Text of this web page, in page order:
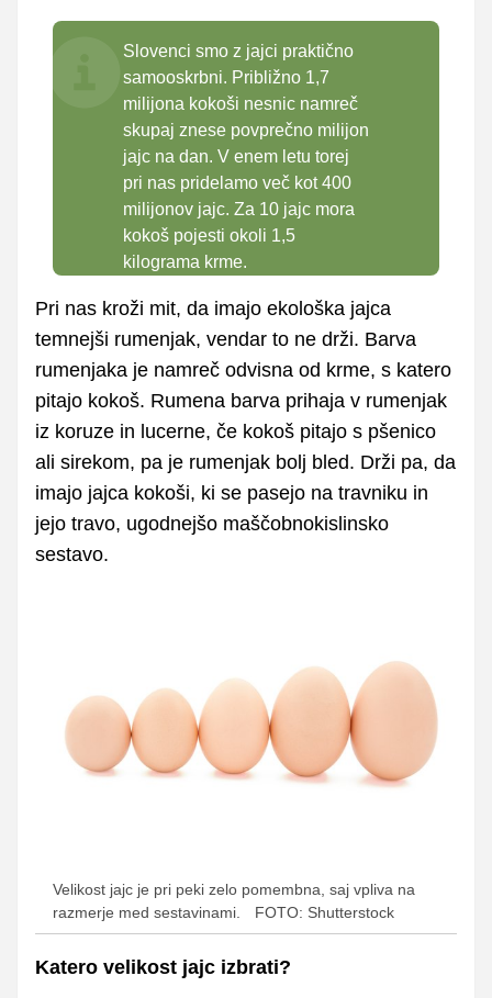
Slovenci smo z jajci praktično
samooskrbni. Približno 1,7
milijona kokoši nesnic namreč
skupaj znese povprečno milijon
jajc na dan. V enem letu torej
pri nas pridelamo več kot 400
milijonov jajc. Za 10 jajc mora
kokoš pojesti okoli 1,5
kilograma krme.
Pri nas kroži mit, da imajo ekološka jajca
temnejši rumenjak, vendar to ne drži. Barva
rumenjaka je namreč odvisna od krme, s katero
pitajo kokoš. Rumena barva prihaja v rumenjak
iz koruze in lucerne, če kokoš pitajo s pšenico
ali sirekom, pa je rumenjak bolj bled. Drži pa, da
imajo jajca kokoši, ki se pasejo na travniku in
jejo travo, ugodnejšo maščobnokislinsko
sestavo.
Velikost jajc je pri peki zelo pomembna, saj vpliva na
razmerje med sestavinami.
FOTO: Shutterstock
Katero velikost jajc izbrati?